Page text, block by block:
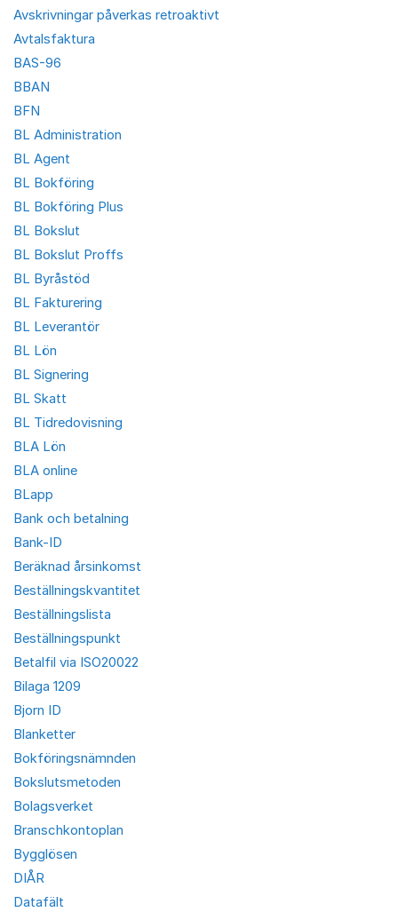
Avskrivningar påverkas retroaktivt
Avtalsfaktura
BAS-96
BBAN
BFN
BL Administration
BL Agent
BL Bokföring
BL Bokföring Plus
BL Bokslut
BL Bokslut Proffs
BL Byråstöd
BL Fakturering
BL Leverantör
BL Lön
BL Signering
BL Skatt
BL Tidredovisning
BLA Lön
BLA online
BLapp
Bank och betalning
Bank-ID
Beräknad årsinkomst
Beställningskvantitet
Beställningslista
Beställningspunkt
Betalfil via ISO20022
Bilaga 1209
Bjorn ID
Blanketter
Bokföringsnämnden
Bokslutsmetoden
Bolagsverket
Branschkontoplan
Bygglösen
DIÅR
Datafält